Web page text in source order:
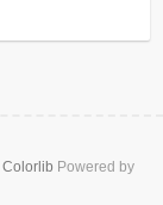
Colorlib Powered by